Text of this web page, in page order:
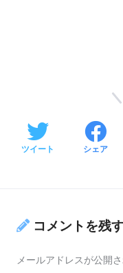
ツイート シェア
コメントを残
メールアドレスが公開